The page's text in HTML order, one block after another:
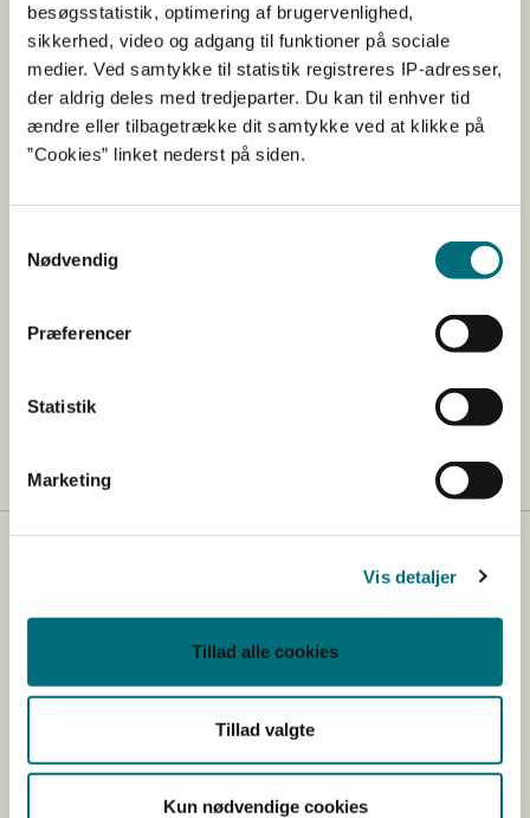
besøgsstatistik, optimering af brugervenlighed,
sikkerhed, video og adgang til funktioner på sociale
medier. Ved samtykke til statistik registreres IP-adresser,
der aldrig deles med tredjeparter. Du kan til enhver tid
ændre eller tilbagetrække dit samtykke ved at klikke på
”Cookies” linket nederst på siden.
Nødvendig
Præferencer
Statistik
Marketing
Vis detaljer
Tillad alle cookies
Tillad valgte
Kun nødvendige cookies
Indberetning i Gødningskvote og Efterafgrødeskemaet
Det er muligt at få beregnet korrekt N-kvote ved at
indberette arealet som grønkorn i GKEA. Bemærk dog,
at ”Vejledning om gødsknings- og harmoniregler” i afsnit
4.5.2 fastsætter, at ”Hovedafgrøden er den afgrøde, som
du dyrker på marken i hovedparten af vækstsæsonen.”
konkrete dyrkning og høst af grønkornet, kan
indberetning af græs i GKEA i mange tilfælde være det
Styrelsen for Grøn Arealomlægning og Vandmiljø
Tlf.: +45 33 95 80 00
EAN: 5798000893016